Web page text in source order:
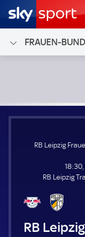
FRAUEN-
RB Leipzig
18:30,
RB Leipzig
RB